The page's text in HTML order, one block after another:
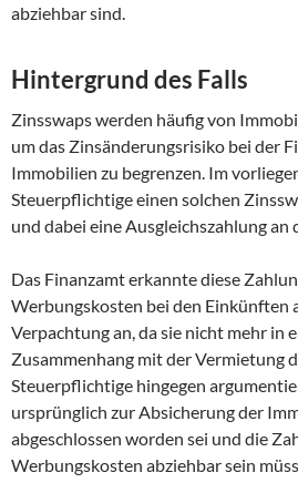
abziehbar sind.
Hintergrund des Falls
Zinsswaps werden häufig von
um das Zinsänderungsrisiko bei der
Immobilien zu begrenzen. Im
Steuerpflichtige einen solchen
und dabei eine Ausgleichszahlung an
Das Finanzamt erkannte diese
Werbungskosten bei den Einkünften
Verpachtung an, da sie nicht mehr in
Zusammenhang mit der Vermietung
Steuerpflichtige hingegen
ursprünglich zur Absicherung der
abgeschlossen worden sei und die
Werbungskosten abziehbar sein